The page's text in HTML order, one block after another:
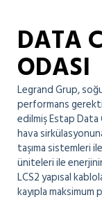
DATA
ODASI
Legrand Grup,
performans
edilmiş Estap
hava
taşıma sistemleri
üniteleri ile
LCS2 yapısal
kayıpla